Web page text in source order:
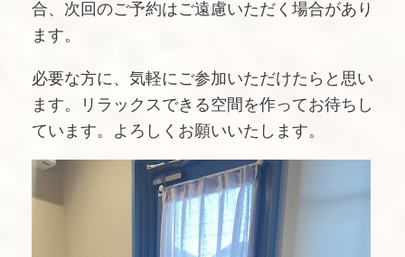
合、次回のご予約はご遠慮いただく場合があり
ます。
必要な方に、気軽にご参加いただけたらと思い
ます。リラックスできる空間を作ってお待ちし
ています。よろしくお願いいたします。